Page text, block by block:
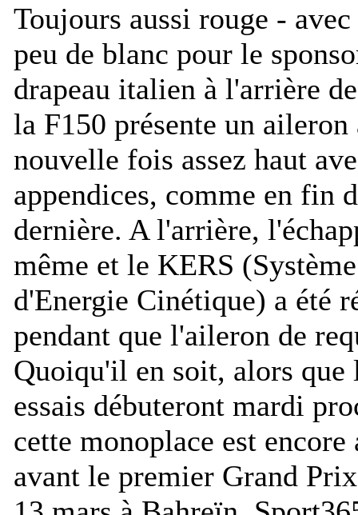
Toujours aussi rouge -
peu de blanc pour le
drapeau italien à l'arrière
la F150 présente un aileron
nouvelle fois assez haut
appendices, comme en fin
dernière. A l'arrière,
même et le KERS
d'Energie Cinétique) a été
pendant que l'aileron de
Quoiqu'il en soit, alors que
essais débuteront mardi
cette monoplace est encore
avant le premier Grand